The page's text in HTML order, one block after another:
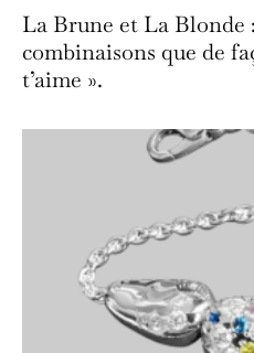
La Brune et La Blonde
combinaisons que de
t’aime ».